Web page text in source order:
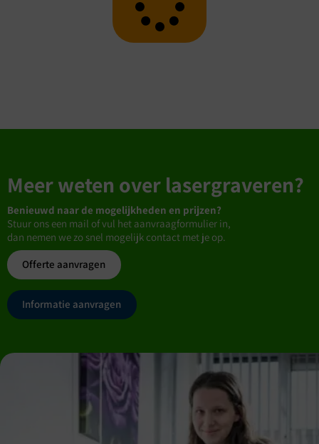
Meer weten over lasergraveren?
Benieuwd naar de mogelijkheden en prijzen?
Stuur ons een mail of vul het aanvraagformulier in,
dan nemen we zo snel mogelijk contact met je op.
Offerte aanvragen
Informatie aanvragen